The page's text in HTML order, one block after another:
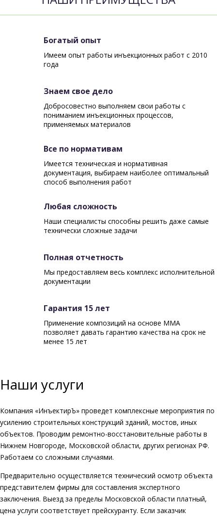
Богатый опыт
Имеем опыт работы инъекционных работ с 2010
года
Знаем свое дело
Добросовестно выполняем свои работы с
пониманием инъекционных процессов,
применяемых материалов
Все по нормативам
Имеется техническая и нормативная
документация, выбираем наиболее оптимальный
способ выполнения работ
Любая сложность
Наши специалисты способны решить даже самые
технически сложные задачи
Полная отчетность
Мы предоставляем весь комплекс исполнительной
документации
Гарантия 15 лет
Применение композиций на основе ММА
позволяет давать гарантию качества на срок не
менее 15 лет
Наши услуги
Компания «ИнъектирЪ» проведет комплексные мероприятия по
усилению строительных конструкций зданий, мостов, иных
объектов. Проводим ремонтно-восстановительные работы в
Нижнем Новгороде, Московской области, других регионах РФ.
Работаем со сложными случаями.
Предварительно осуществляется технический осмотр объекта
представителем фирмы для составления экспертного
заключения. Выезд за пределы Московской области платный,
цена услуги соответствует прейскуранту. Если заказчик